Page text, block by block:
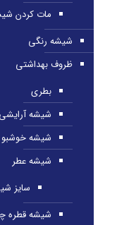
مات کردن
شیشه رنگی
ظروف بهداشتی
بطری
شیشه آرایشی
شیشه خوشبو
شیشه عطر
سایز
شیشه قطره